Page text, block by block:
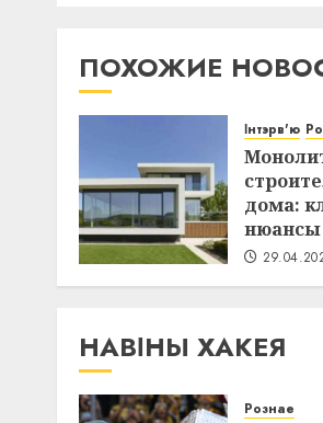
ПОХОЖИЕ
Інтэрв'ю
дома:
нюансы
НАВІНЫ ХАКЕЯ
Рознае